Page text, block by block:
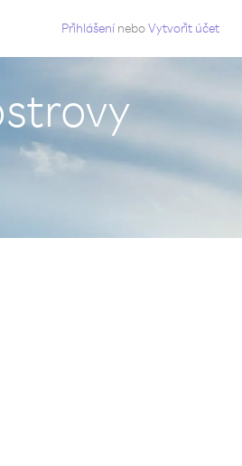
Přihlášení neboVytvořit účet